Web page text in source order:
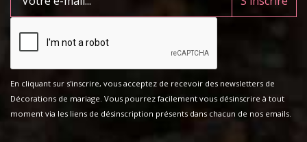
En cliquant sur s'inscrire, vous acceptez de recevoir des newsletters de
Décorations de mariage. Vous pourrez facilement vous désinscrire à tout
moment via les liens de désinscription présents dans chacun de nos emails.